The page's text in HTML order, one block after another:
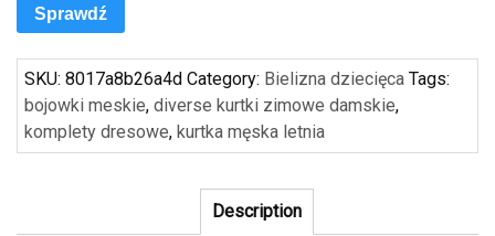
Sprawdź
SKU: 8017a8b26a4d Category: Bielizna dziecięca Tags:
bojowki meskie, diverse kurtki zimowe damskie,
komplety dresowe, kurtka męska letnia
Description